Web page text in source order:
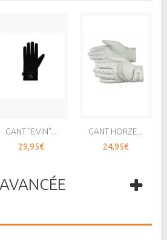
GANT "EVIN"...
29,95€
GANT HORZE...
24,95€